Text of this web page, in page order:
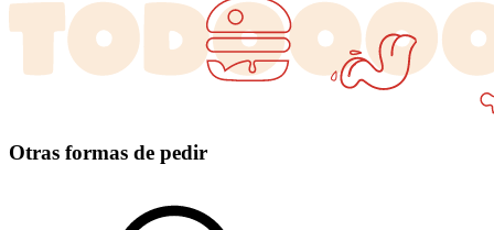
Otras formas de pedir